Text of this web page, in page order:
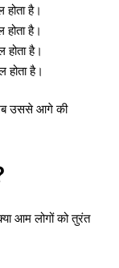
है।
है।
है।
है।
उससे आगे की
आम लोगों को तुरंत